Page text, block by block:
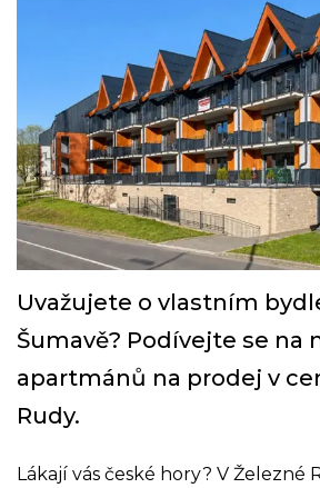
Uvažujete o vlastním
Šumavě? Podívejte se na
apartmánů na prodej v
Rudy.
Lákají vás české hory? V Železné